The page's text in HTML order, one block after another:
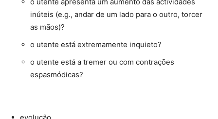
inúteis (e.g., andar de um lado para o outro, torcer
as mãos)?
o utente está extremamente inquieto?
o utente está a tremer ou com contrações
espasmódicas?